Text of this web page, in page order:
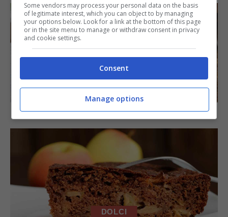
SECONDI PIATTI
Arista di maiale al latte
DOLCI
Some vendors may process your personal data on the basis
of legitimate interest, which you can object to by managing
your options below. Look for a link at the bottom of this page
or in the site menu to manage or withdraw consent in privacy
and cookie settings.
Consent
Manage options